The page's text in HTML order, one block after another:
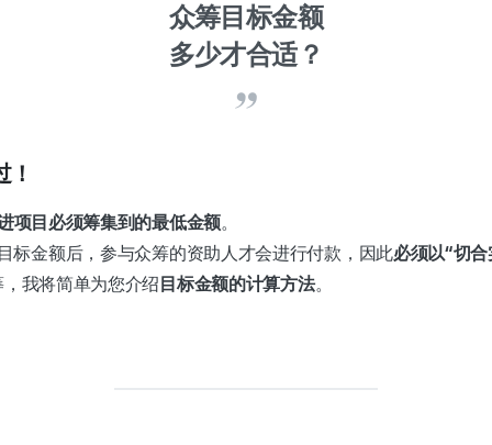
众筹目标金额
多少才合适？
项目必须筹集到的最低金额。
标金额后，参与众筹的资助人才会进行付款，因此必须以“切
我将简单为您介绍目标金额的计算方法。